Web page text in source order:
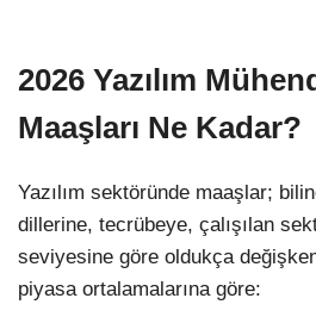
2026 Yazılım
Maaşları Ne Kadar?
Yazılım sektöründe maaşlar;
dillerine, tecrübeye, çalışılan
seviyesine göre oldukça
piyasa ortalamalarına göre: